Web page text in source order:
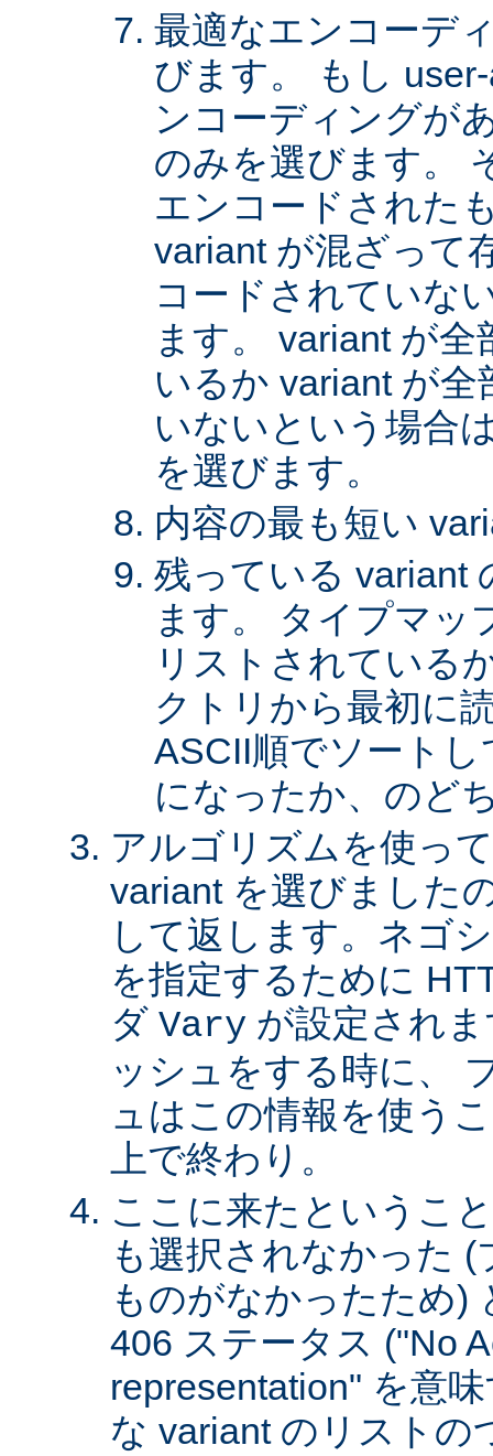
最適なエンコーデ
びます。 もし
ンコーディングが
のみを選びます。
エンコードされた
variant が混ざって
コードされていな
ます。 variant が
いるか variant が
いないという場合
を選びます。
内容の最も短い
残っている variant
ます。 タイプマッ
リストされている
クトリから最初に
ASCII順でソート
になったか、のど
アルゴリズムを使っ
variant を選びました
して返します。ネゴ
を指定するために
ダ Vary が設定され
ッシュをする時に、
ュはこの情報を使う
上で終わり。
ここに来たというこ
も選択されなかった
ものがなかったため)
406 ステータス ("No
representation" を意
な variant のリストの